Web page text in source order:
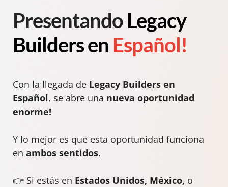
Presentando Legacy
Builders en Español!
Con la llegada de Legacy Builders en
Español, se abre una nueva oportunidad
enorme!
Y lo mejor es que esta oportunidad funciona
en ambos sentidos.
👉 Si estás en Estados Unidos, México, o